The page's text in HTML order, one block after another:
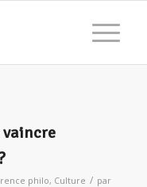
vaincre
philo, Culture / par